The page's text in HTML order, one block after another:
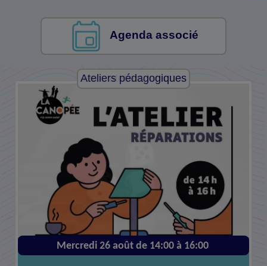
Agenda associé
Ateliers pédagogiques
Mercredi 26 août de 14:00 à 16:00